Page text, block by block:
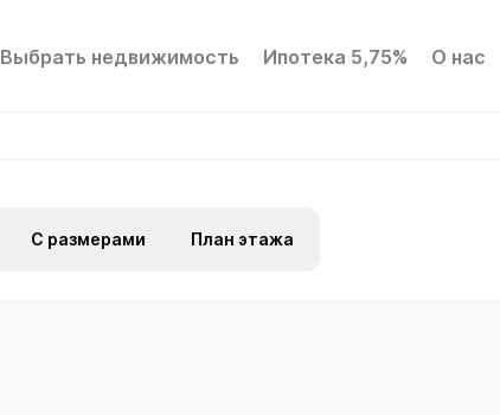
Выбрать недвижимость Ипотека 5,75% О нас
С размерами План этажа